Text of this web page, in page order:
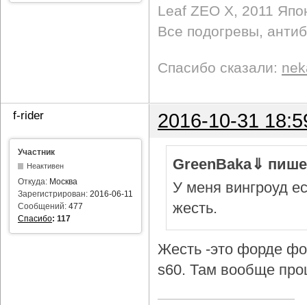
Leaf ZEO Х, 2011
Все подогревы,
Спасибо сказали:
f-rider 2016-10-31
Участник
Неактивен
Откуда: Москва
Зарегистрирован: 2016-06-11
Сообщений: 477
Спасибо: 117
GreenBaka⇓
У меня вингроуд
жесть.
Жесть -это форде
s60. Там вообще